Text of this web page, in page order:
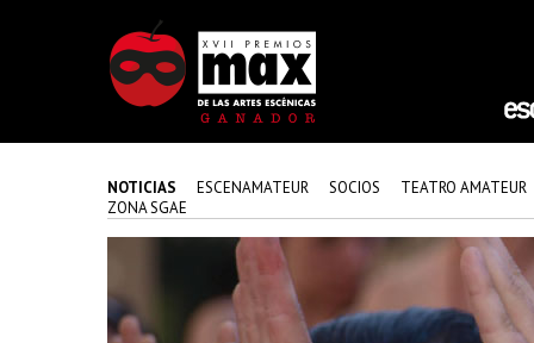
NOTICIAS ESCENAMATEUR SOCIOS
TEATRO AMATEUR
ZONA SGAE